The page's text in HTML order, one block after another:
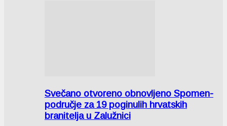
Svečano otvoreno obnovljeno Spomen-
područje za 19 poginulih hrvatskih
branitelja u Zalužnici